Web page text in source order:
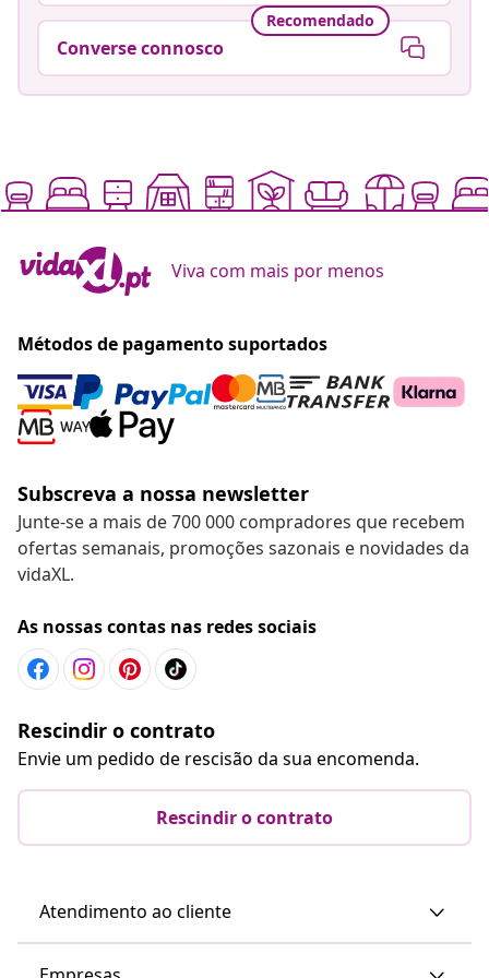
Recomendado
Converse connosco
Viva com mais por menos
Métodos de pagamento suportados
Subscreva a nossa newsletter
Junte-se a mais de 700 000 compradores que recebem
ofertas semanais, promoções sazonais e novidades da
vidaXL.
As nossas contas nas redes sociais
Rescindir o contrato
Envie um pedido de rescisão da sua encomenda.
Rescindir o contrato
Atendimento ao cliente